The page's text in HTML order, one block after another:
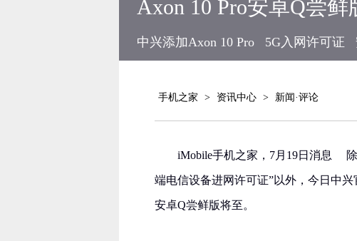
Axon 10 Pro安卓Q尝
中兴添加Axon 10 Pro 5G入网许可证
手机之家 > 资讯中心 > 新闻·评论
iMobile手机之家，7月19日消息 除
端电信设备进网许可证”以外，今日中
安卓Q尝鲜版将至。